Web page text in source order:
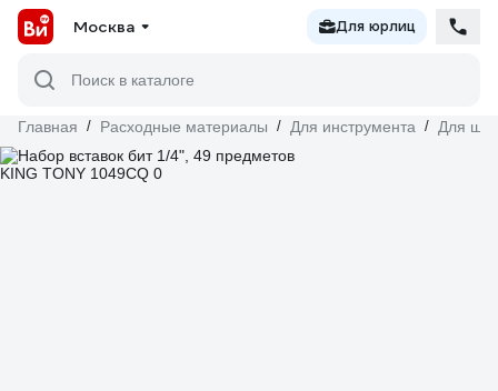
Москва Для юрлиц
Поиск в каталоге
Главная / Расходные материалы / Для инструмента / Для